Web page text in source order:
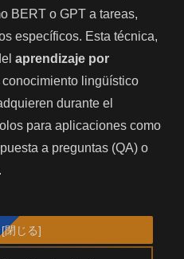
BERT o GPT a tareas,
específicos. Esta técnica,
aprendizaje por
lingüístico
durante el
para aplicaciones como
a preguntas (QA) o